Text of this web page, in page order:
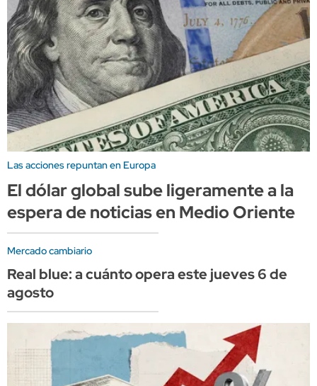
Las acciones repuntan en Europa
El dólar global sube ligeramente a la
espera de noticias en Medio Oriente
Mercado cambiario
Real blue: a cuánto opera este jueves 6 de
agosto